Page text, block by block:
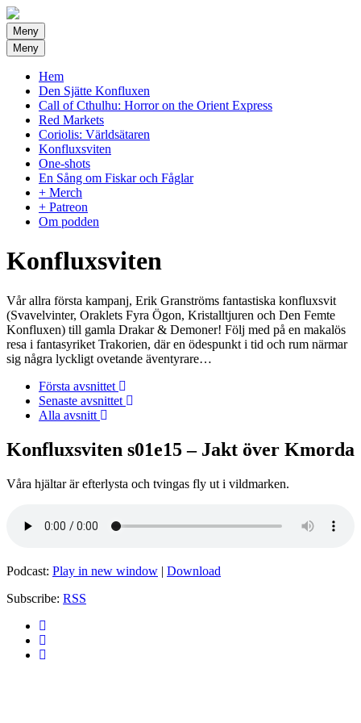
Meny
Meny
Hem
Den Sjätte Konfluxen
Call of Cthulhu: Horror on the Orient Express
Red Markets
Coriolis: Världsätaren
Konfluxsviten
One-shots
En Sång om Fiskar och Fåglar
+ Merch
+ Patreon
Om podden
Konfluxsviten
Vår allra första kampanj, Erik Granströms fantastiska konfluxsvit
(Svavelvinter, Oraklets Fyra Ögon, Kristalltjuren och Den Femte
Konfluxen) till gamla Drakar & Demoner! Följ med på en makalös
resa i fantasyriket Trakorien, där en ödespunkt i tid och rum närmar
sig några lyckligt ovetande äventyrare…
Första avsnittet
Senaste avsnittet
Alla avsnitt
Konfluxsviten s01e15 – Jakt över Kmorda
Våra hjältar är efterlysta och tvingas fly ut i vildmarken.
Podcast: Play in new window | Download
Subscribe: RSS